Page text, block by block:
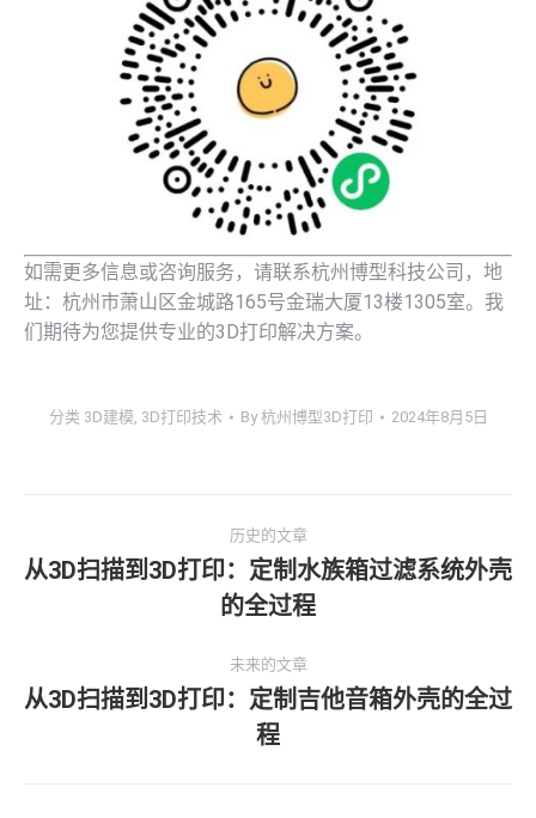
如需更多信息或咨询服务，请联系杭州博型科技公司，地
址：杭州市萧山区金城路165号金瑞大厦13楼1305室。我
们期待为您提供专业的3D打印解决方案。
分类 3D建模 3D打印技术 By杭州博型3D打印 2024年8月5日
章
航
历史的文章
历
史
文
章：
从3D扫描到3D打印：定制水族箱过滤系统外壳
的全过程
未来的文章
未
来
从3D扫描到3D打印：定制吉他音箱外壳的全过
程